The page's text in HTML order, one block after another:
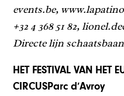
events.be,
+32 4 368 51 82,
Directe lijn
HET FESTIVAL VAN HET
CIRCUSParc d’Avroy